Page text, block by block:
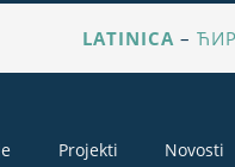
LATINICA –
Projekti Novosti